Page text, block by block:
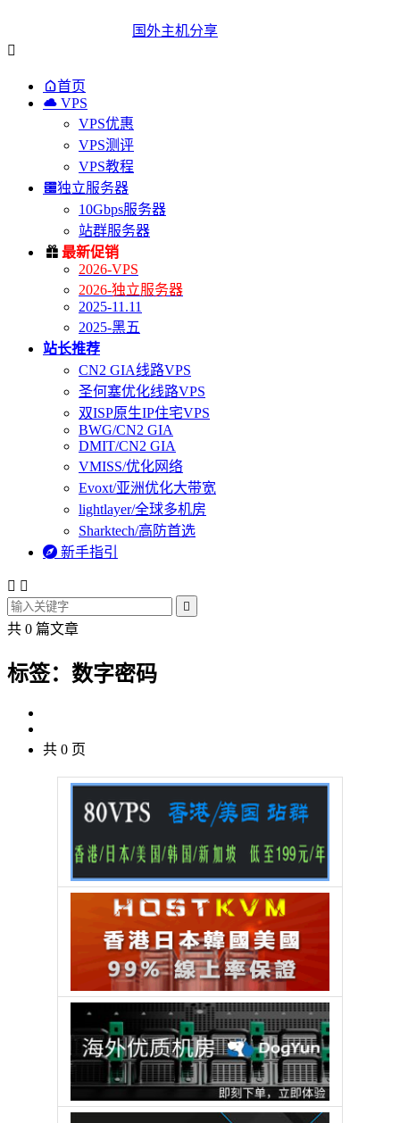
国外主机分享

首页
 VPS
VPS优惠
VPS测评
VPS教程
独立服务器
10Gbps服务器
站群服务器
 最新促销
2026-VPS
2026-独立服务器
2025-11.11
2025-黑五
站长推荐
CN2 GIA线路VPS
圣何塞优化线路VPS
双ISP原生IP住宅VPS
BWG/CN2 GIA
DMIT/CN2 GIA
VMISS/优化网络
Evoxt/亚洲优化大带宽
lightlayer/全球多机房
Sharktech/高防首选
 新手指引
 

共 0 篇文章
标签：数字密码
共 0 页